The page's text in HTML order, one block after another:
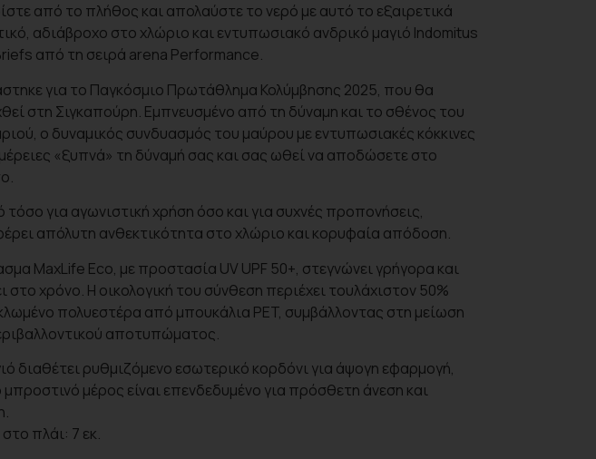
από το πλήθος και απολαύστε το νερό με αυτό το εξαιρετικά
αδιάβροχο στο χλώριο και εντυπωσιακό ανδρικό μαγιό Indomitus
από τη σειρά arena Performance.
για το Παγκόσμιο Πρωτάθλημα Κολύμβησης 2025, που θα
στη Σιγκαπούρη. Εμπνευσμένο από τη δύναμη και το σθένος του
ο δυναμικός συνδυασμός του μαύρου με εντυπωσιακές κόκκινες
«ξυπνά» τη δύναμή σας και σας ωθεί να αποδώσετε στο
τόσο για αγωνιστική χρήση όσο και για συχνές προπονήσεις,
απόλυτη ανθεκτικότητα στο χλώριο και κορυφαία απόδοση.
MaxLife Eco, με προστασία UV UPF 50+, στεγνώνει γρήγορα και
στο χρόνο. Η οικολογική του σύνθεση περιέχει τουλάχιστον 50%
πολυεστέρα από μπουκάλια PET, συμβάλλοντας στη μείωση
αποτυπώματος.
διαθέτει ρυθμιζόμενο εσωτερικό κορδόνι για άψογη εφαρμογή,
μέρος είναι επενδεδυμένο για πρόσθετη άνεση και
πλάι: 7 εκ.